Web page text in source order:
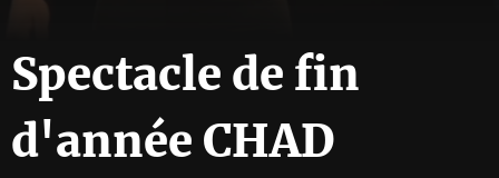
Spectacle de fin
d'année CHAD